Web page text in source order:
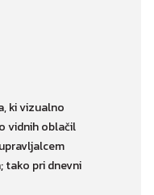
ki vizualno
vidnih oblačil
tako pri dnevni